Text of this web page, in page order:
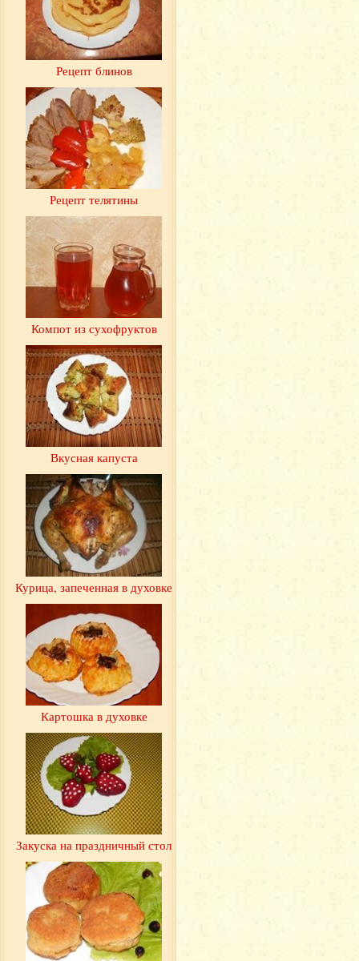
Рецепт блинов
Рецепт телятины
Компот из сухофруктов
Вкусная капуста
Курица, запеченная в духовке
Картошка в духовке
Закуска на праздничный стол